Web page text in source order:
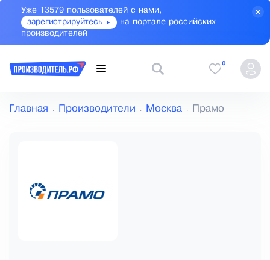
Уже 13579 пользователей с нами,
зарегистрируйтесь
на портале российских
производителей
0
Главная Производители Москва Прамо